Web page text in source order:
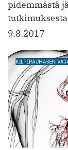
pidemmästä
9.8.2017
KILPIRAUHASEN